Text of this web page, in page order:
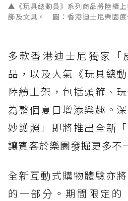
▲《玩具總動員》系列商品將陸續
飾及文具。 圖：香港迪士尼樂園度
多款香港迪士尼獨家「
品，以及人氣《玩具總
陸續上架，包括頭箍、
為整個夏日增添樂趣。
妙護照」即將推出全新
讓賓客於樂園發掘更多不
全新互動式購物體驗亦
的一部分。期間限定的